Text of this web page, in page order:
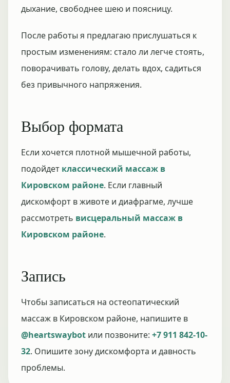
дыхание, свободнее шею и поясницу.
После работы я предлагаю прислушаться к
простым изменениям: стало ли легче стоять,
поворачивать голову, делать вдох, садиться
без привычного напряжения.
Выбор формата
Если хочется плотной мышечной работы,
подойдет классический массаж в
Кировском районе. Если главный
дискомфорт в животе и диафрагме, лучше
рассмотреть висцеральный массаж в
Кировском районе.
Запись
Чтобы записаться на остеопатический
массаж в Кировском районе, напишите в
@heartswaybot или позвоните: +7 911 842-10-
32. Опишите зону дискомфорта и давность
проблемы.